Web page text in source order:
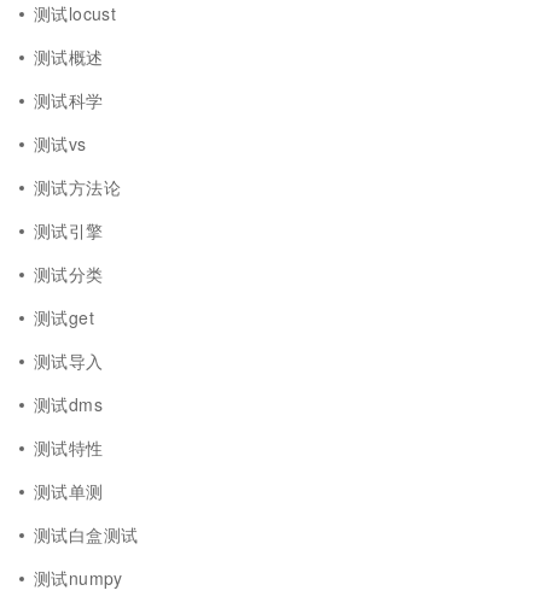
测试locust
测试概述
测试科学
测试vs
测试方法论
测试引擎
测试分类
测试get
测试导入
测试dms
测试特性
测试单测
测试白盒测试
测试numpy